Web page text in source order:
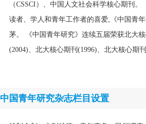
（CSSCI）、中国人文社会科学核心期刊
读者、学人和青年工作者的喜爱,《中国青
茅。 《中国青年研究》连续五届荣获北大
(2004)、北大核心期刊(1996)、北大核心期刊
中国青年研究杂志栏目设置